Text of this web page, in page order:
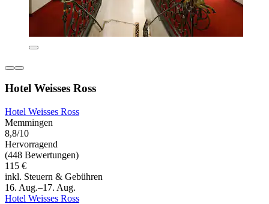
Hotel Weisses Ross
Hotel Weisses Ross
Memmingen
8,8/10
Hervorragend
(448 Bewertungen)
115 €
inkl. Steuern & Gebühren
16. Aug.–17. Aug.
Hotel Weisses Ross